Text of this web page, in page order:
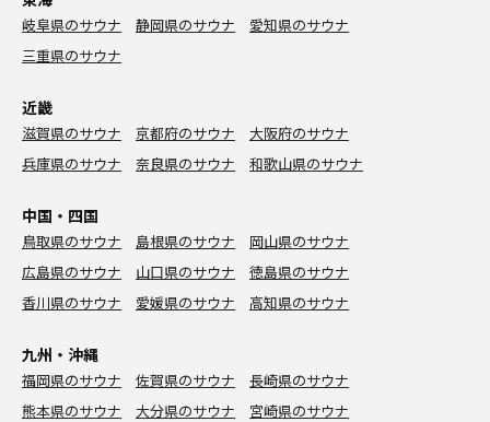
岐阜県のサウナ 静岡県のサウナ
愛知県のサウナ
三重県のサウナ
近畿
滋賀県のサウナ 京都府のサウナ
大阪府のサウナ
兵庫県のサウナ
奈良県のサウナ 和歌山県のサウナ
中国・四国
鳥取県のサウナ 島根県のサウナ
岡山県のサウナ
広島県のサウナ
山口県のサウナ
徳島県のサウナ
香川県のサウナ
愛媛県のサウナ 高知県のサウナ
九州・沖縄
福岡県のサウナ 佐賀県のサウナ
長崎県のサウナ
熊本県のサウナ
大分県のサウナ
宮崎県のサウナ